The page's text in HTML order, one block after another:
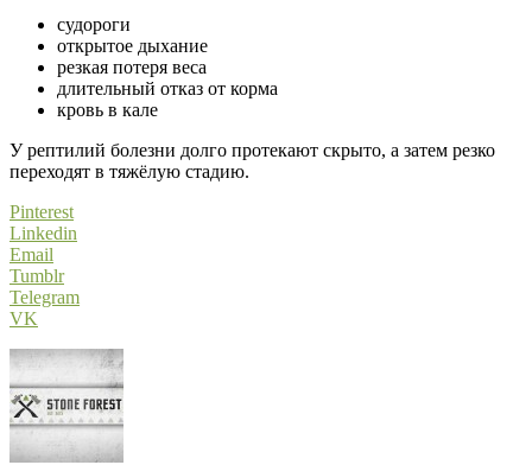
судороги
открытое дыхание
резкая потеря веса
длительный отказ от корма
кровь в кале
У рептилий болезни долго протекают скрыто, а затем резко
переходят в тяжёлую стадию.
Pinterest
Linkedin
Email
Tumblr
Telegram
VK